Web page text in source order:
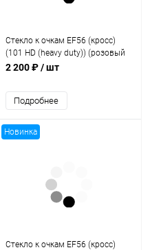
Стекло к очкам EF56 (кросс)
(101 HD (heavy duty)) (розовый
36)
2 200 ₽/ шт
Подробнее
Новинка
Стекло к очкам EF56 (кросс)